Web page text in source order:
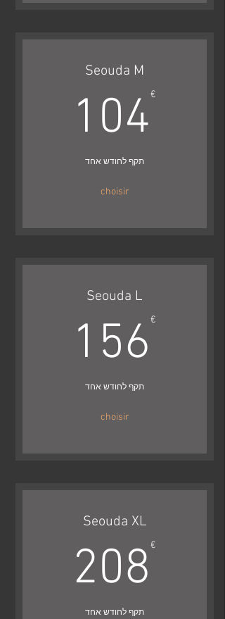
Seouda M
€
104
תקף לחודש אחד
choisir
Seouda L
€
156
תקף לחודש אחד
choisir
Seouda XL
€
208
תקף לחודש אחד